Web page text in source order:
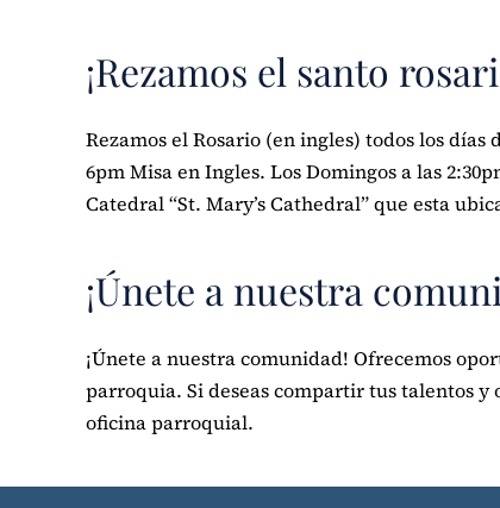
¡Rezamos el santo
Rezamos el Rosario (en ingles) todos los
6pm Misa en Ingles. Los Domingos a las
Catedral “St. Mary’s Cathedral” que esta
¡Únete a nuestra
¡Únete a nuestra comunidad! Ofrecemos
parroquia. Si deseas compartir tus talentos
oficina parroquial.